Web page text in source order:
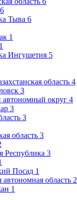
6
Тыва 6
1
1
Ингушетия 5
область 4
3
округ 4
3
3
область 3
Республика 3
Посад 1
автономная область 2
1